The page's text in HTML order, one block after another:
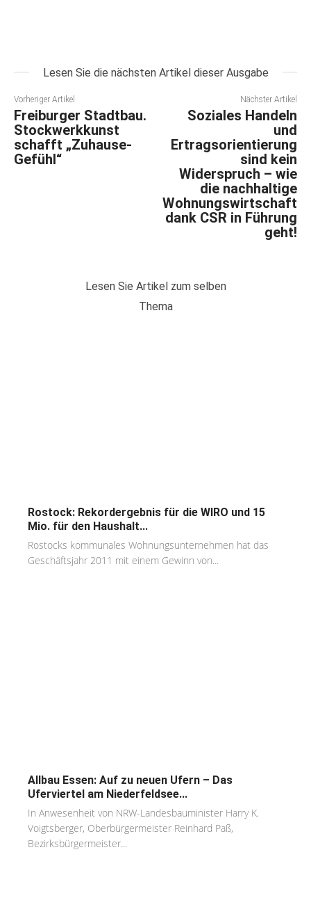
Lesen Sie die nächsten Artikel dieser Ausgabe
Vorheriger Artikel
Freiburger Stadtbau.
Stockwerkkunst
schafft „Zuhause-
Gefühl“
Nächster Artikel
Soziales Handeln
und
Ertragsorientierung
sind kein
Widerspruch – wie
die nachhaltige
Wohnungswirtschaft
dank CSR in Führung
geht!
Lesen Sie Artikel zum selben
Thema
Rostock: Rekordergebnis für die WIRO und 15
Mio. für den Haushalt...
Rostocks kommunales Wohnungsunternehmen hat das
Geschäftsjahr 2011 mit einem Gewinn von...
Allbau Essen: Auf zu neuen Ufern – Das
Uferviertel am Niederfeldsee...
In Anwesenheit von NRW-Landesbauminister Harry K.
Voigtsberger, Oberbürgermeister Reinhard Paß,
Bezirksbürgermeister...